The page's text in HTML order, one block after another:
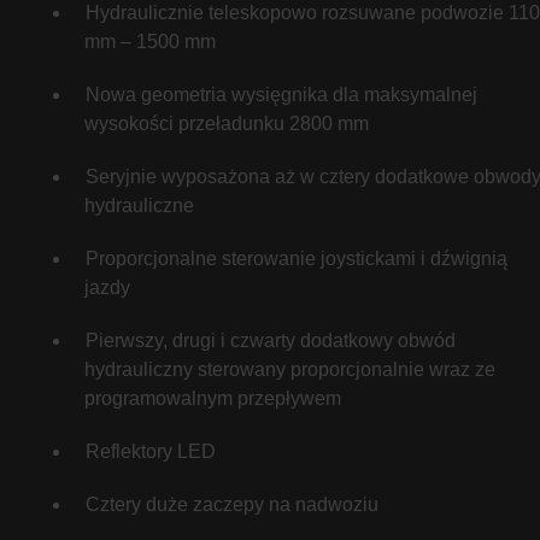
Hydraulicznie teleskopowo rozsuwane podwozie
mm – 1500 mm
Nowa geometria wysięgnika dla maksymalnej
wysokości przeładunku 2800 mm
Seryjnie wyposażona aż w cztery dodatkowe obwody
hydrauliczne
Proporcjonalne sterowanie joystickami i dźwignią
jazdy
Pierwszy, drugi i czwarty dodatkowy obwód
hydrauliczny sterowany proporcjonalnie wraz ze
programowalnym przepływem
Reflektory LED
Cztery duże zaczepy na nadwoziu